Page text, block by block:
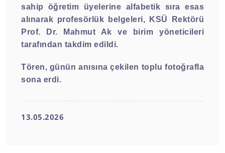
sahip öğretim üyelerine alfabetik sıra esas
alınarak profesörlük belgeleri, KSÜ Rektörü
Prof. Dr. Mahmut Ak ve birim yöneticileri
tarafından takdim edildi.
Tören, günün anısına çekilen toplu fotoğrafla
sona erdi.
13.05.2026